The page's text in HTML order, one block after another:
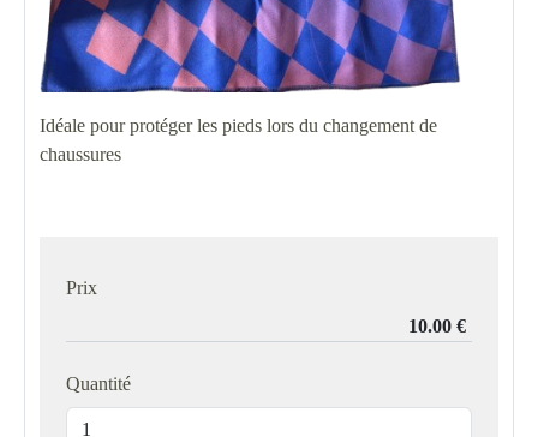
Idéale pour protéger les pieds lors du changement de
chaussures
Prix
Quantité